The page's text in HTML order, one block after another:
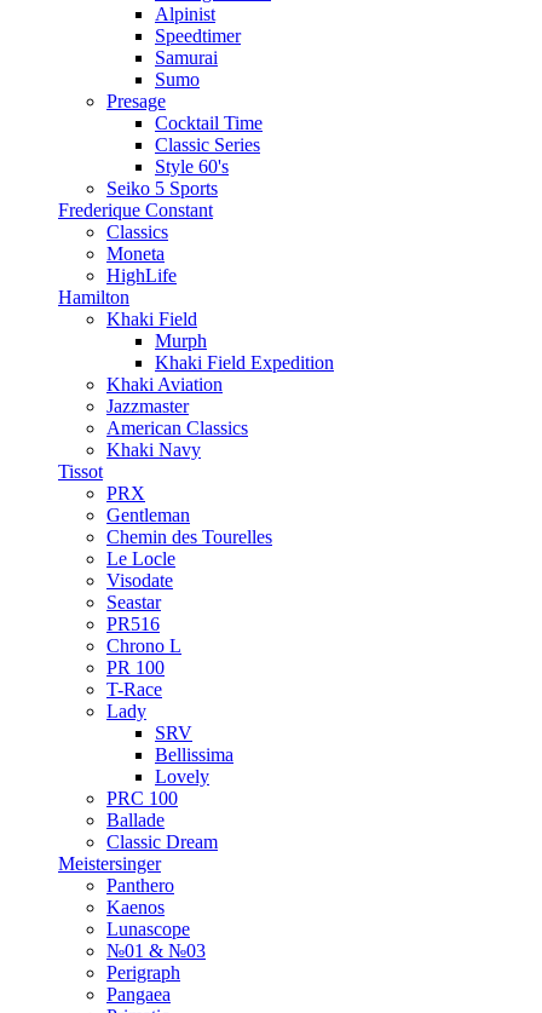
Alpinist
Speedtimer
Samurai
Sumo
Presage
Cocktail Time
Classic Series
Style 60's
Seiko 5 Sports
Frederique Constant
Classics
Moneta
HighLife
Hamilton
Khaki Field
Murph
Khaki Field Expedition
Khaki Aviation
Jazzmaster
American Classics
Khaki Navy
Tissot
PRX
Gentleman
Chemin des Tourelles
Le Locle
Visodate
Seastar
PR516
Chrono L
PR 100
T-Race
Lady
SRV
Bellissima
Lovely
PRC 100
Ballade
Classic Dream
Meistersinger
Panthero
Kaenos
Lunascope
№01 & №03
Perigraph
Pangaea